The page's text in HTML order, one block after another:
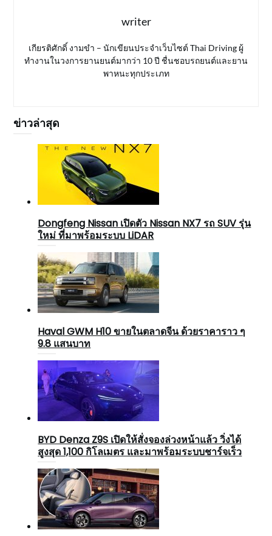
writer
เกียรติศักดิ์ งามขำ – นักเขียนประจำเว็บไซต์ Thai Driving ผู้
ทำงานในวงการยานยนต์มากว่า 10 ปี ชื่นชอบรถยนต์และยาน
พาหนะทุกประเภท
ข่าวล่าสุด
Dongfeng Nissan เปิดตัว Nissan NX7 รถ SUV รุ่น
ใหม่ ที่มาพร้อมระบบ LiDAR
Haval GWM H10 ขายในตลาดจีน ด้วยราคาราว ๆ
9.8 แสนบาท
BYD Denza Z9S เปิดให้สั่งจองล่วงหน้าแล้ว วิ่งได้
สูงสุด 1,100 กิโลเมตร และมาพร้อมระบบชาร์จเร็ว